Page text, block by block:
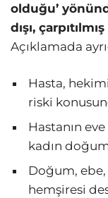
olduğu’
dışı,
Açıklamada
Hasta,
riski
Hastanın
kadın
Doğum,
hemşiresi